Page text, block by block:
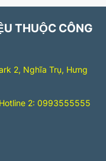
THUỘC CÔNG
2, Nghĩa Trụ, Hưng
2: 0993555555